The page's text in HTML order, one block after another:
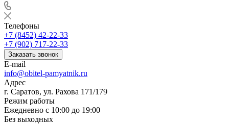
Телефоны
+7 (8452) 42-22-33
+7 (902) 717-22-33
Заказать звонок
E-mail
info@obitel-pamyatnik.ru
Адрес
г. Саратов, ул. Рахова 171/179
Режим работы
Ежедневно с 10:00 до 19:00
Без выходных